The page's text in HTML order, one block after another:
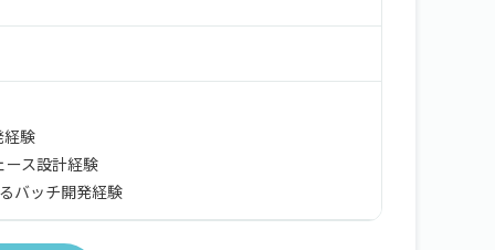
験
ース設計経験
バッチ開発経験